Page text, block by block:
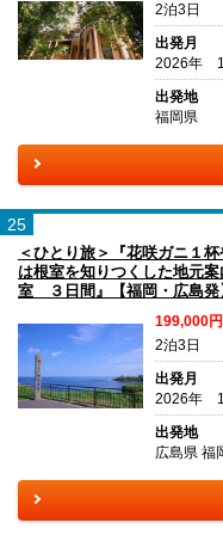
2泊3日
出発月
2026年
出発地
福岡県
25
＜ひとり旅＞『花咲ガニ１
は根室を知りつくした地元
室 ３日間』【福岡・広島発
199,000
2泊3日
出発月
2026年
出発地
広島県 福